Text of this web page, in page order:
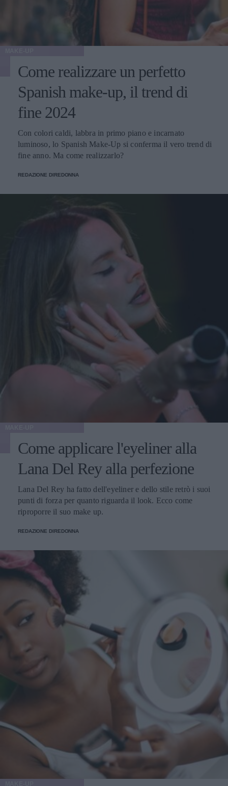
Come realizzare un perfetto
Spanish make-up, il trend di
fine 2024
Con colori caldi, labbra in primo piano e incarnato
luminoso, lo Spanish Make-Up si conferma il vero trend di
fine anno. Ma come realizzarlo?
REDAZIONE DIREDONNA
Come applicare l'eyeliner alla
Lana Del Rey alla perfezione
Lana Del Rey ha fatto dell'eyeliner e dello stile retrò i suoi
punti di forza per quanto riguarda il look. Ecco come
riproporre il suo make up.
REDAZIONE DIREDONNA